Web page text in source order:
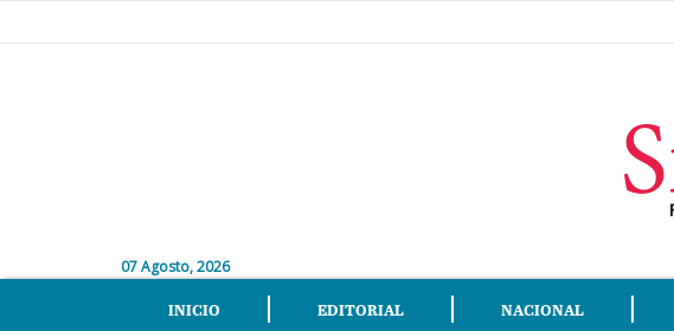
07 Agosto, 2026
INICIO EDITORIAL NACIONAL